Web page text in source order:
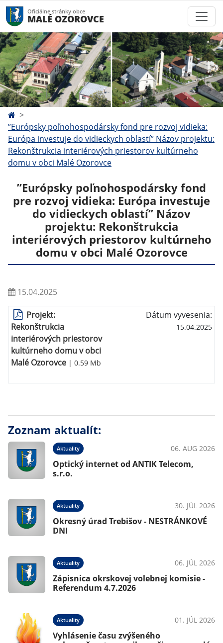
Oficiálne stránky obce
MALÉ OZOROVCE
’’Európsky poľnohospodársky fond pre rozvoj vidieka:
Európa investuje do vidieckych oblastí’’ Názov projektu:
Rekonštrukcia interiérových priestorov kultúrneho
domu v obci Malé Ozorovce
’’Európsky poľnohospodársky fond
pre rozvoj vidieka: Európa investuje
do vidieckych oblastí’’ Názov
projektu: Rekonštrukcia
interiérových priestorov kultúrneho
domu v obci Malé Ozorovce
15.04.2025
Projekt:
Rekonštrukcia
interiérových priestorov
kultúrneho domu v obci
Malé Ozorovce | 0.59 Mb
Dátum vyvesenia:
15.04.2025
Zoznam aktualít:
Aktuality 06. AUG 2026
Optický internet od ANTIK Telecom,
s.r.o.
Aktuality 30. JÚL 2026
Okresný úrad Trebišov - NESTRÁNKOVÉ
DNI
Aktuality 06. JÚL 2026
Zápisnica okrskovej volebnej komisie -
Referendum 4.7.2026
Aktuality 01. JÚL 2026
Vyhlásenie času zvýšeného